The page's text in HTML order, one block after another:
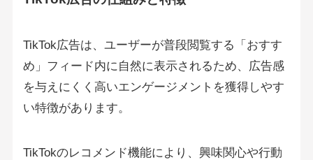
TikTok広告は、ユーザーが普段閲覧する「おすす
め」フィード内に自然に表示されるため、広告感
を与えにくく高いエンゲージメントを獲得しやす
い特徴があります。
TikTokのレコメンド機能により、興味関心や行動